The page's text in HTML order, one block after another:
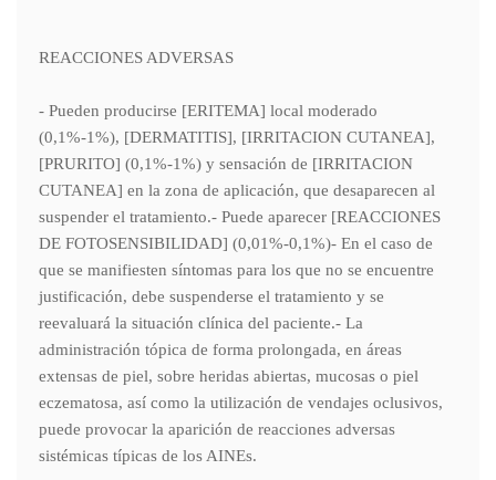
REACCIONES ADVERSAS
- Pueden producirse [ERITEMA] local moderado
(0,1%-1%), [DERMATITIS], [IRRITACION CUTANEA],
[PRURITO] (0,1%-1%) y sensación de [IRRITACION
CUTANEA] en la zona de aplicación, que desaparecen al
suspender el tratamiento.- Puede aparecer [REACCIONES
DE FOTOSENSIBILIDAD] (0,01%-0,1%)- En el caso de
que se manifiesten síntomas para los que no se encuentre
justificación, debe suspenderse el tratamiento y se
reevaluará la situación clínica del paciente.- La
administración tópica de forma prolongada, en áreas
extensas de piel, sobre heridas abiertas, mucosas o piel
eczematosa, así como la utilización de vendajes oclusivos,
puede provocar la aparición de reacciones adversas
sistémicas típicas de los AINEs.